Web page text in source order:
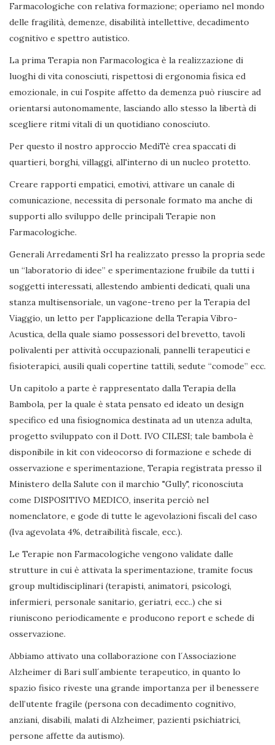
Farmacologiche con relativa formazione; operiamo nel mondo
delle fragilità, demenze, disabilità intellettive, decadimento
cognitivo e spettro autistico.
La prima Terapia non Farmacologica è la realizzazione di
luoghi di vita conosciuti, rispettosi di ergonomia fisica ed
emozionale, in cui l'ospite affetto da demenza può riuscire ad
orientarsi autonomamente, lasciando allo stesso la libertà di
scegliere ritmi vitali di un quotidiano conosciuto.
Per questo il nostro approccio MediTè crea spaccati di
quartieri, borghi, villaggi, all'interno di un nucleo protetto.
Creare rapporti empatici, emotivi, attivare un canale di
comunicazione, necessita di personale formato ma anche di
supporti allo sviluppo delle principali Terapie non
Farmacologiche.
Generali Arredamenti Srl ha realizzato presso la propria sede
un “laboratorio di idee” e sperimentazione fruibile da tutti i
soggetti interessati, allestendo ambienti dedicati, quali una
stanza multisensoriale, un vagone-treno per la Terapia del
Viaggio, un letto per l'applicazione della Terapia Vibro-
Acustica, della quale siamo possessori del brevetto, tavoli
polivalenti per attività occupazionali, pannelli terapeutici e
fisioterapici, ausili quali copertine tattili, sedute “comode” ecc.
Un capitolo a parte è rappresentato dalla Terapia della
Bambola, per la quale è stata pensato ed ideato un design
specifico ed una fisiognomica destinata ad un utenza adulta,
progetto sviluppato con il Dott. IVO CILESI; tale bambola è
disponibile in kit con videocorso di formazione e schede di
osservazione e sperimentazione, Terapia registrata presso il
Ministero della Salute con il marchio "Gully", riconosciuta
come DISPOSITIVO MEDICO, inserita perciò nel
nomenclatore, e gode di tutte le agevolazioni fiscali del caso
(Iva agevolata 4%, detraibilità fiscale, ecc.).
Le Terapie non Farmacologiche vengono validate dalle
strutture in cui è attivata la sperimentazione, tramite focus
group multidisciplinari (terapisti, animatori, psicologi,
infermieri, personale sanitario, geriatri, ecc..) che si
riuniscono periodicamente e producono report e schede di
osservazione.
Abbiamo attivato una collaborazione con l´Associazione
Alzheimer di Bari sull´ambiente terapeutico, in quanto lo
spazio fisico riveste una grande importanza per il benessere
dell’utente fragile (persona con decadimento cognitivo,
anziani, disabili, malati di Alzheimer, pazienti psichiatrici,
persone affette da autismo).